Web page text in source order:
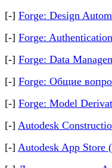
[-] Forge: Design
[-] Forge:
[-] Forge: Data
[-] Forge: Общие
[-] Forge: Model
[-] Autodesk
[-] Autodesk App Store